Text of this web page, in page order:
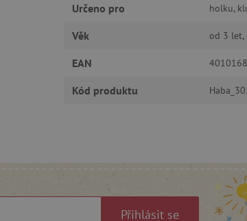
Určeno pro holku,
Věk od 3 let,
EAN
Kód produktu
Přihlásit se
je přihlášení uživatele a správa účtu. Webové stránky nelze
Tento soubor cookie se používá k rozlišení mezi lidmi a
platné zprávy o používání jejich webových stránek.
předvoleb souhlasu se soubory cookie